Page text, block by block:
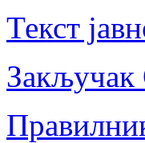
Текст
Закључак